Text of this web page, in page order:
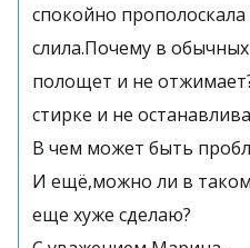
спокойно
слила.Почему в
полощет и не
стирке и не
В чем может быть
И ещё,можно ли в таком
еще хуже сделаю?